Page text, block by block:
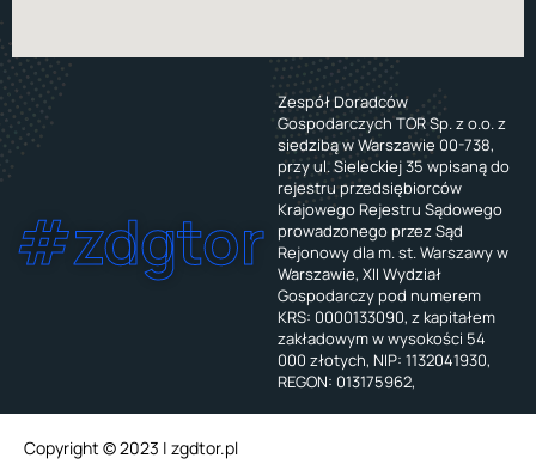
#zdgtor
Zespół Doradców
Gospodarczych TOR Sp. z o.o. z
siedzibą w Warszawie 00-738,
przy ul. Sieleckiej 35 wpisaną do
rejestru przedsiębiorców
Krajowego Rejestru Sądowego
prowadzonego przez Sąd
Rejonowy dla m. st. Warszawy w
Warszawie, XII Wydział
Gospodarczy pod numerem
KRS: 0000133090, z kapitałem
zakładowym w wysokości 54
000 złotych, NIP: 1132041930,
REGON: 013175962,
Copyright © 2023 | zgdtor.pl